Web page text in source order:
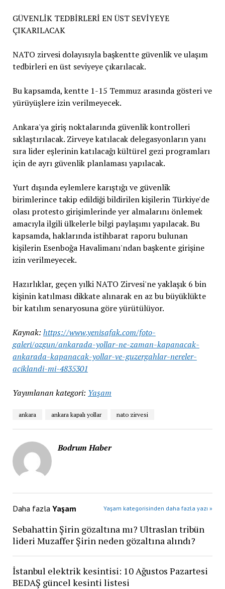
GÜVENLİK TEDBİRLERİ EN ÜST SEVİYEYE
ÇIKARILACAK
NATO zirvesi dolayısıyla başkentte güvenlik ve ulaşım
tedbirleri en üst seviyeye çıkarılacak.
Bu kapsamda, kentte 1-15 Temmuz arasında gösteri ve
yürüyüşlere izin verilmeyecek.
Ankara'ya giriş noktalarında güvenlik kontrolleri
sıklaştırılacak. Zirveye katılacak delegasyonların yanı
sıra lider eşlerinin katılacağı kültürel gezi programları
için de ayrı güvenlik planlaması yapılacak.
Yurt dışında eylemlere karıştığı ve güvenlik
birimlerince takip edildiği bildirilen kişilerin Türkiye'de
olası protesto girişimlerinde yer almalarını önlemek
amacıyla ilgili ülkelerle bilgi paylaşımı yapılacak. Bu
kapsamda, haklarında istihbarat raporu bulunan
kişilerin Esenboğa Havalimanı'ndan başkente girişine
izin verilmeyecek.
Hazırlıklar, geçen yılki NATO Zirvesi'ne yaklaşık 6 bin
kişinin katılması dikkate alınarak en az bu büyüklükte
bir katılım senaryosuna göre yürütülüyor.
Kaynak: https://www.yenisafak.com/foto-
galeri/ozgun/ankarada-yollar-ne-zaman-kapanacak-
ankarada-kapanacak-yollar-ve-guzergahlar-nereler-
aciklandi-mi-4835301
Yayımlanan kategori: Yaşam
ankara ankara kapalı yollar nato zirvesi
Bodrum Haber
Daha fazla Yaşam Yaşam kategorisinden daha fazla yazı »
Sebahattin Şirin gözaltına mı? Ultraslan tribün
lideri Muzaffer Şirin neden gözaltına alındı?
İstanbul elektrik kesintisi: 10 Ağustos Pazartesi
BEDAŞ güncel kesinti listesi